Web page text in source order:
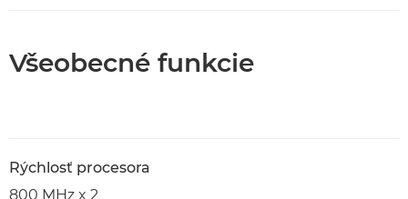
Všeobecné funkcie
Rýchlosť procesora
800 MHz x 2